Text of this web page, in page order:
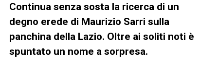
Continua senza sosta la ricerca di un
degno erede di Maurizio Sarri sulla
panchina della Lazio. Oltre ai soliti noti è
spuntato un nome a sorpresa.